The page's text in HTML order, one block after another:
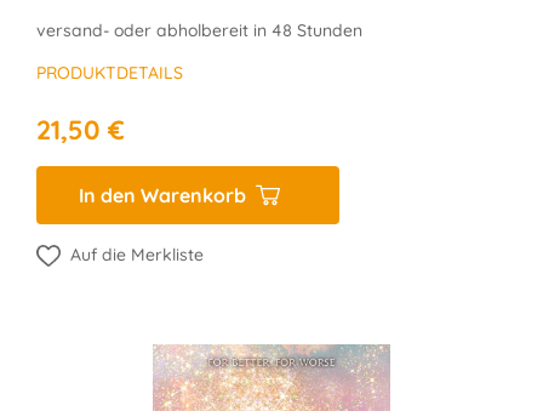
versand- oder abholbereit in 48 Stunden
PRODUKTDETAILS
21,50 €
In den Warenkorb
Auf die Merkliste